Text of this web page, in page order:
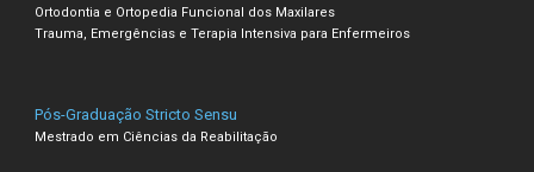
Ortodontia e Ortopedia Funcional dos Maxilares
Trauma, Emergências e Terapia Intensiva para Enfermeiros
Pós-Graduação Stricto Sensu
Mestrado em Ciências da Reabilitação